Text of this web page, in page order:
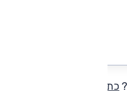
כתבו חוות דעת